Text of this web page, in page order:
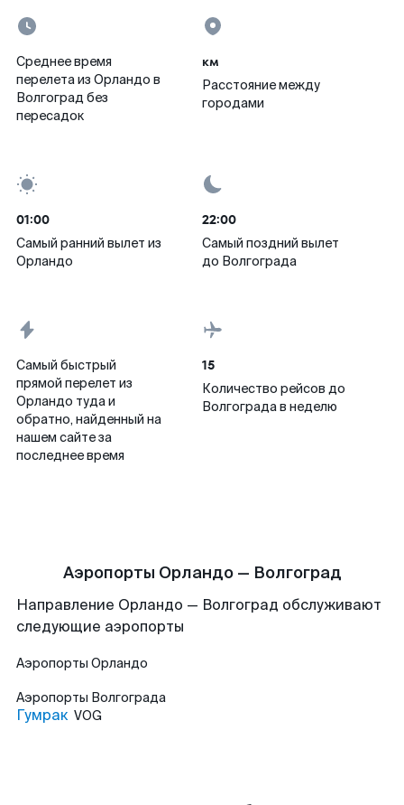
Среднее время
перелета из Орландо в
Волгоград без
пересадок
км
Расстояние между
городами
01:00
Самый ранний вылет из
Орландо
22:00
Самый поздний вылет
до Волгограда
Самый быстрый
прямой перелет из
Орландо туда и
обратно, найденный на
нашем сайте за
последнее время
15
Количество рейсов до
Волгограда в неделю
Аэропорты Орландо — Волгоград
Направление Орландо — Волгоград обслуживают
следующие аэропорты
Аэропорты Орландо
Аэропорты Волгограда
Гумрак VOG